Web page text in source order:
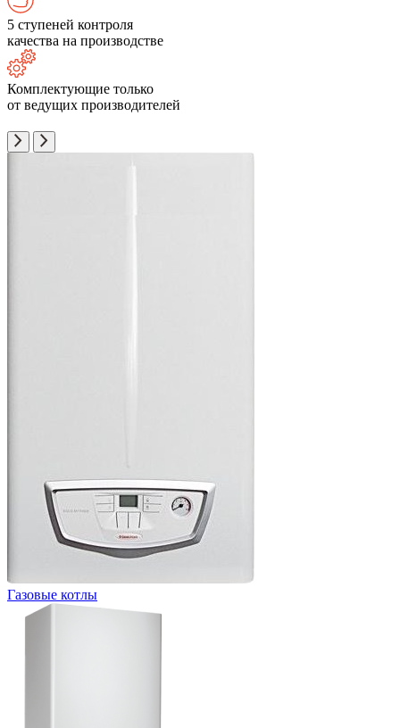
5 ступеней контроля
качества на производстве
Комплектующие только
от ведущих производителей
Газовые котлы